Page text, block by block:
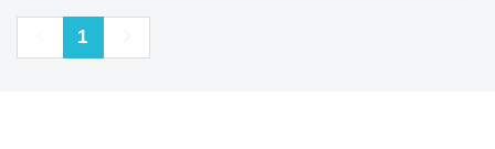
Précédent
1